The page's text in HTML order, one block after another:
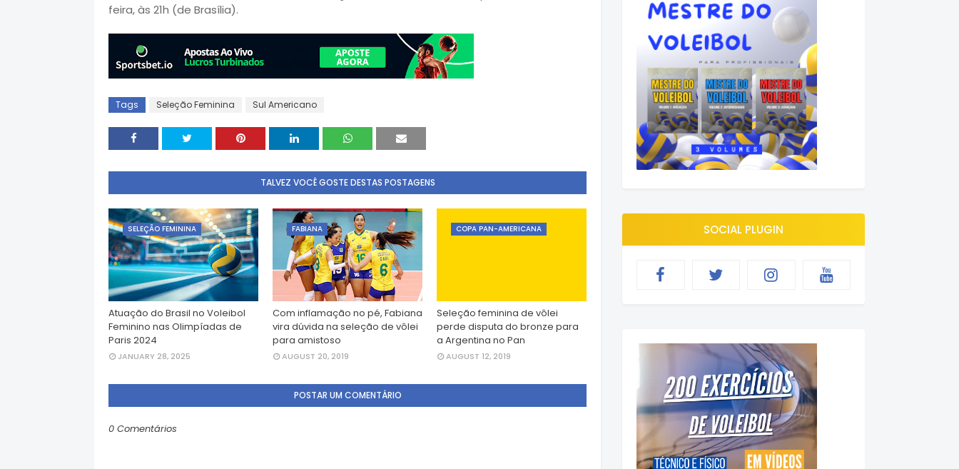
feira, às 21h (de Brasília).
Tags Seleção Feminina Sul Americano
TALVEZ VOCÊ GOSTE DESTAS POSTAGENS
SELEÇÃO FEMININA
Atuação do Brasil no Voleibol
Feminino nas Olimpíadas de
Paris 2024
JANUARY 28, 2025
FABIANA
Com inflamação no pé, Fabiana
vira dúvida na seleção de vôlei
para amistoso
AUGUST 20, 2019
COPA PAN-AMERICANA
Seleção feminina de vôlei
perde disputa do bronze para
a Argentina no Pan
AUGUST 12, 2019
POSTAR UM COMENTÁRIO
0 Comentários
SOCIAL PLUGIN